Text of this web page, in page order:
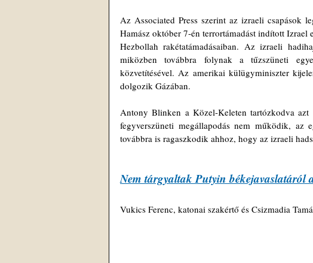
Az Associated Press szerint az izraeli csapások
Hamász október 7-én terrortámadást indított
Hezbollah rakétatámadásaiban. Az izraeli
miközben továbbra folynak a tűzszüneti
közvetítésével. Az amerikai külügyminiszter
dolgozik Gázában.
Antony Blinken a Közel-Keleten tartózkodva
fegyverszüneti megállapodás nem működik, az
továbbra is ragaszkodik ahhoz, hogy az izraeli
Nem tárgyaltak Putyin békejavaslatáról
Vukics Ferenc, katonai szakértő és Csizmadia